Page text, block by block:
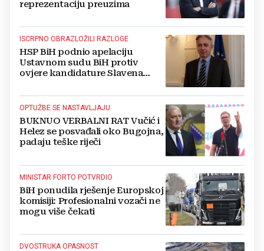
reprezentaciju preuzima
ISCRPNO OBRAZLOŽILI RAZLOGE
HSP BiH podnio apelaciju
Ustavnom sudu BiH protiv
ovjere kandidature Slavena
OPTUŽBE SE NASTAVLJAJU
BUKNUO VERBALNI RAT Vučić i
Helez se posvađali oko Bugojna,
padaju teške riječi
MINISTAR FORTO POTVRDIO
BiH ponudila rješenje Europskoj
komisiji: Profesionalni vozači ne
mogu više čekati
DVOSTRUKA OPASNOST